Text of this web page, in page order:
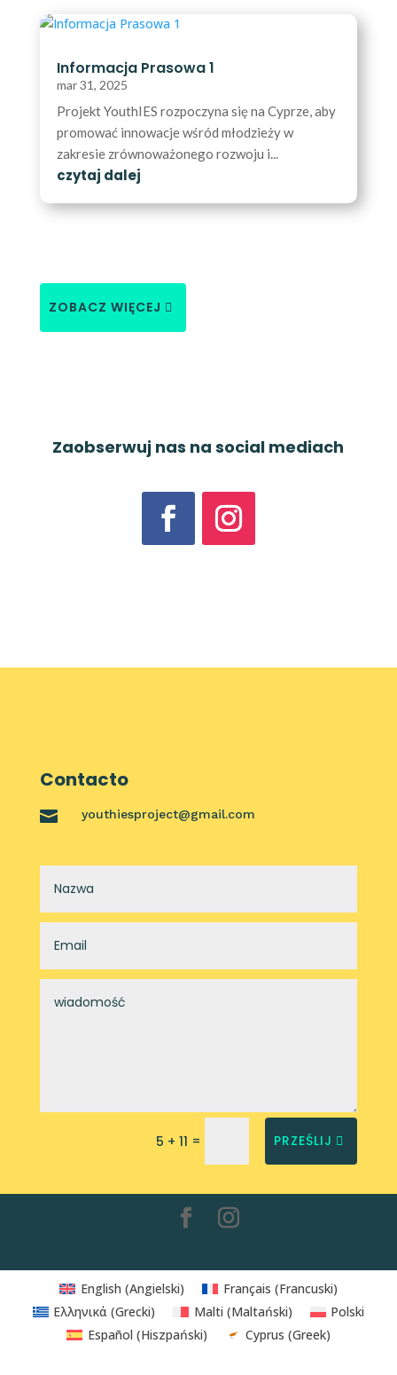
Informacja Prasowa 1
mar 31, 2025
Projekt YouthIES rozpoczyna się na Cyprze, aby
promować innowacje wśród młodzieży w
zakresie zrównoważonego rozwoju i...
czytaj dalej
ZOBACZ WIĘCEJ
Zaobserwuj nas na social mediach
Contacto
 youthiesproject@gmail.com
5 + 11 = PRZEŚLIJ
English (Angielski) Français (Francuski)
Ελληνικά (Grecki) Malti (Maltański)
Polski
Español (Hiszpański) Cyprus (Greek)